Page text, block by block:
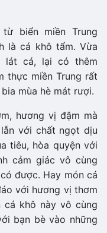
biển miền Trung
là cá khô tẩm. Vừa
lát cá, lại có thêm
thực miền Trung rất
mùa hè mát rượi.
hương vị đậm mà
với chất ngọt dịu
tiêu, hòa quyện với
cảm giác vô cùng
được. Hay món cá
với hương vị thơm
cá khô này vô cùng
bạn bè vào những